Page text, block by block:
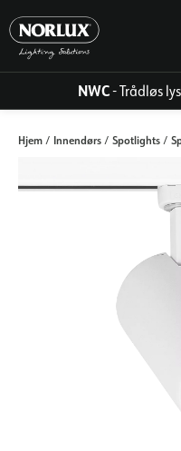
rett
innholdet
NWC- Trådløs
Hjem / Innendørs / Spotlights /